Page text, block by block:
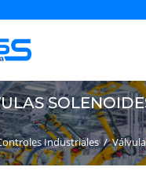
Industriales /